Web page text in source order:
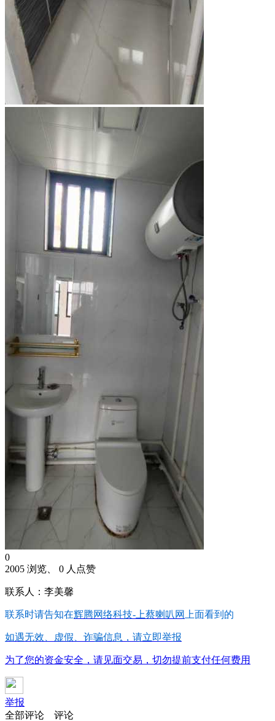
0
2005 浏览、 0 人点赞
联系人：李美馨
联系时请告知在辉腾网络科技-上蔡喇叭网 上面看到的
如遇无效、虚假、诈骗信息，请立即举报
为了您的资金安全，请见面交易，切勿提前支付任何费用
举报
全部评论
评论